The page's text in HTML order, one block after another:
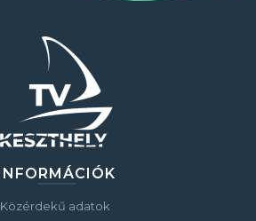
INFORMÁCIÓK
Közérdekű adatok